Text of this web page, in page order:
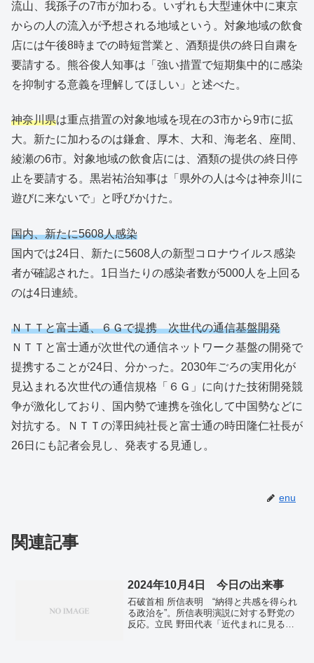
流山、我孫子の7市が加わる。いずれも大型連休中に東京
からの人の流入が予想される地域という。対象地域の飲食
店には午後8時までの時短営業と、酒類提供の終日自粛を
要請する。熊谷俊人知事は「強い措置で短期集中的に感染
を抑制する意義を理解してほしい」と述べた。
神奈川県は重点措置の対象地域を現在の3市から9市に拡
大。新たに加わるのは鎌倉、厚木、大和、海老名、座間、
綾瀬の6市。対象地域の飲食店には、酒類の提供の終日停
止を要請する。黒岩祐治知事は「県外の人は今は神奈川に
遊びに来ないで」と呼びかけた。
国内、新たに5608人感染
国内では24日、新たに5608人の新型コロナウイルス感染
者が確認された。1日当たりの感染者数が5000人を上回る
のは4日連続。
ＮＴＴと富士通、６Ｇで提携 次世代の通信基盤開発
ＮＴＴと富士通が次世代の通信ネットワーク基盤の開発で
提携することが24日、分かった。2030年ごろの実用化が
見込まれる次世代の通信規格「６Ｇ」に向けた技術開発競
争が激化しており、国内勢で連携を強化して中国勢などに
対抗する。ＮＴＴの澤田純社長と富士通の時田隆仁社長が
26日にも記者会見し、発表する見通し。
enu
関連記事
2024年10月4日 今日の出来事
石破首相 所信表明 “納得と共感を得られ
る政治を”。所信表明演説に対する野党の
反応。立民 野田代表「近代まれに見るス